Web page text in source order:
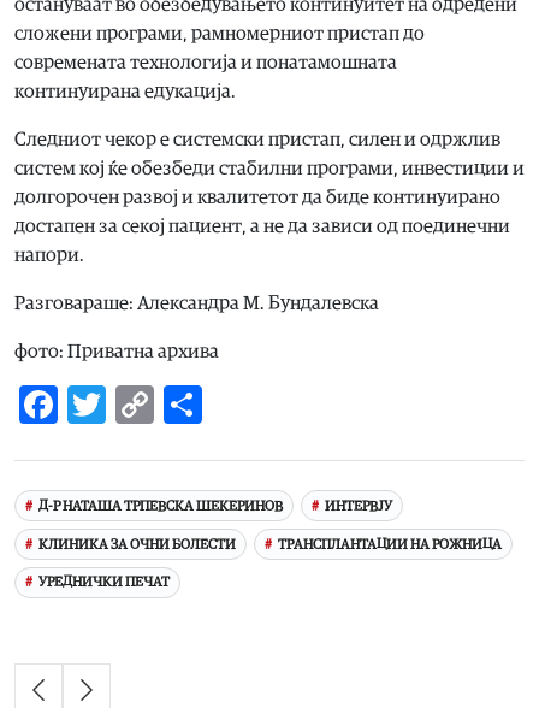
остануваат во обезбедувањето континуитет на одредени
сложени програми, рамномерниот пристап до
современата технологија и понатамошната
континуирана едукација.
Следниот чекор е системски пристап, силен и одржлив
систем кој ќе обезбеди стабилни програми, инвестиции и
долгорочен развој и квалитетот да биде континуирано
достапен за секој пациент, а не да зависи од поединечни
напори.
Разговараше: Александра М. Бундалевска
фото: Приватна архива
Facebook
Twitter
Copy
Д-Р НАТАША ТРПЕВСКА ШЕКЕРИНОВ ИНТЕРВЈУ
КЛИНИКА ЗА ОЧНИ БОЛЕСТИ ТРАНСПЛАНТАЦИИ НА РОЖНИЦА
УРЕДНИЧКИ ПЕЧАТ